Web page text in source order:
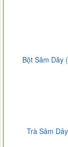
Bột Sâm Dây
Trà Sâm